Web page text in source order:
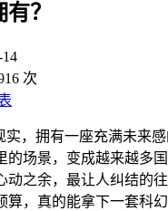
？
14
次
实，拥有一座充满未来
的场景，变成越来越多
动之余，最让人纠结的
算，真的能拿下一套科